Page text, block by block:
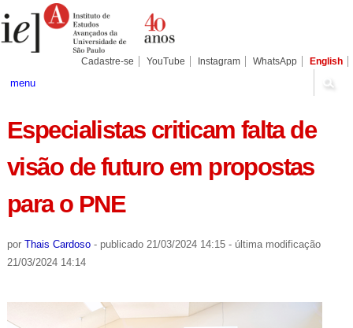
para
conteúdo.
Pessoais
Cadastre-se YouTube Instagram WhatsApp English
menu
Especialistas criticam falta de
visão de futuro em propostas
para o PNE
por Thais Cardoso - publicado21/03/2024 14:15 - última modificação
21/03/2024 14:14